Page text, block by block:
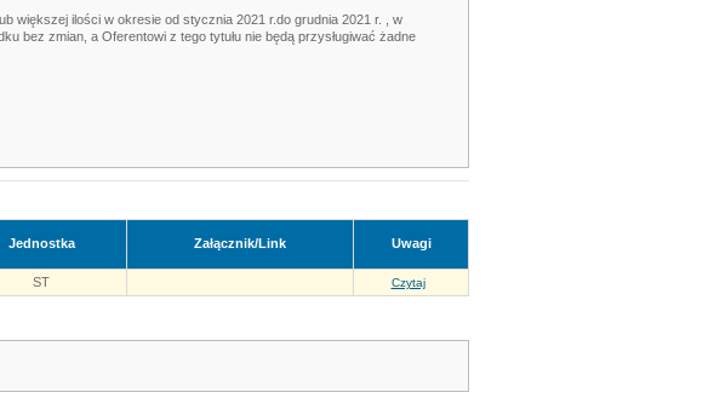
większej ilości w okresie od stycznia 2021 r.do grudnia 2021 r. , w
bez zmian, a Oferentowi z tego tytułu nie będą przysługiwać żadne
Jednostka Załącznik/Link Uwagi
ST Czytaj